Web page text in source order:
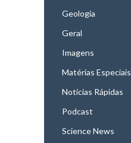
Geologia
Geral
Imagens
Matérias Especiais
Notícias Rápidas
Podcast
Science News